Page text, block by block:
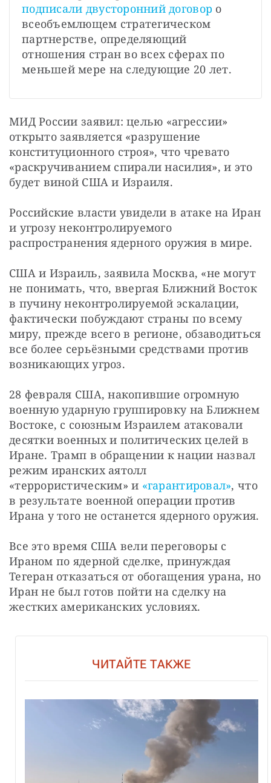
подписали двусторонний договор о
всеобъемлющем стратегическом
партнерстве, определяющий
отношения стран во всех сферах по
меньшей мере на следующие 20 лет.
МИД России заявил: целью «агрессии»
открыто заявляется «разрушение
конституционного строя», что чревато
«раскручиванием спирали насилия», и это
будет виной США и Израиля.
Российские власти увидели в атаке на Иран
и угрозу неконтролируемого
распространения ядерного оружия в мире.
США и Израиль, заявила Москва, «не могут
не понимать, что, ввергая Ближний Восток
в пучину неконтролируемой эскалации,
фактически побуждают страны по всему
миру, прежде всего в регионе, обзаводиться
все более серьёзными средствами против
возникающих угроз.
28 февраля США, накопившие огромную
военную ударную группировку на Ближнем
Востоке, с союзным Израилем атаковали
десятки военных и политических целей в
Иране. Трамп в обращении к нации назвал
режим иранских аятолл
«террористическим» и «гарантировал», что
в результате военной операции против
Ирана у того не останется ядерного оружия.
Все это время США вели переговоры с
Ираном по ядерной сделке, принуждая
Тегеран отказаться от обогащения урана, но
Иран не был готов пойти на сделку на
жестких американских условиях.
ЧИТАЙТЕ ТАКЖЕ